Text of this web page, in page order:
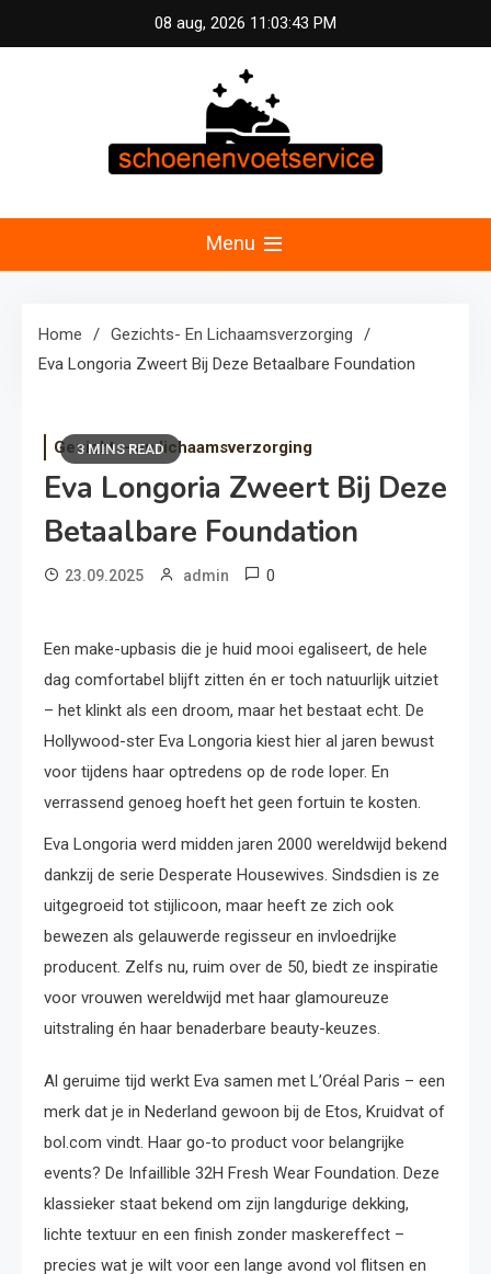
to
08 aug, 2026 11:03:44 PM
Schoenen &
Voetservice –
Schoonheid en
Voeten
Professionele pedicure, schoenmassage en
fitnessconsultatie voor optimale voetverzorging en
Menu
Home
Gezichts- En Lichaamsverzorging
Eva Longoria Zweert Bij Deze Betaalbare Foundation
3 MINS READ
Gezichts- en lichaamsverzorging
Eva Longoria Zweert Bij Deze
Betaalbare Foundation
23.09.2025 admin 0
Een make-upbasis die je huid mooi egaliseert, de hele
dag comfortabel blijft zitten én er toch natuurlijk uitziet
– het klinkt als een droom, maar het bestaat echt. De
Hollywood-ster Eva Longoria kiest hier al jaren bewust
voor tijdens haar optredens op de rode loper. En
verrassend genoeg hoeft het geen fortuin te kosten.
Eva Longoria werd midden jaren 2000 wereldwijd bekend
dankzij de serie Desperate Housewives. Sindsdien is ze
uitgegroeid tot stijlicoon, maar heeft ze zich ook
bewezen als gelauwerde regisseur en invloedrijke
producent. Zelfs nu, ruim over de 50, biedt ze inspiratie
voor vrouwen wereldwijd met haar glamoureuze
uitstraling én haar benaderbare beauty-keuzes.
Al geruime tijd werkt Eva samen met L’Oréal Paris – een
merk dat je in Nederland gewoon bij de Etos, Kruidvat of
bol.com vindt. Haar go-to product voor belangrijke
events? De Infaillible 32H Fresh Wear Foundation. Deze
klassieker staat bekend om zijn langdurige dekking,
lichte textuur en een finish zonder maskereffect –
precies wat je wilt voor een lange avond vol flitsen en